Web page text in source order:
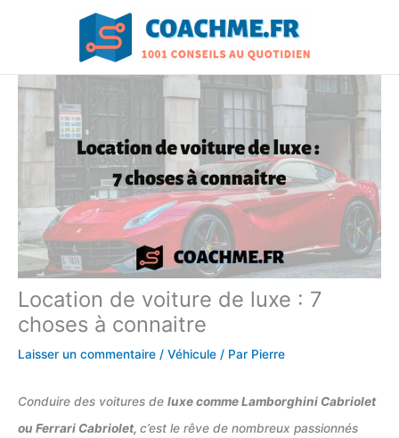
Location de voiture de luxe : 7
choses à connaitre
Laisser un commentaire / Véhicule / Par Pierre
Conduire des voitures de luxe comme Lamborghini Cabriolet
ou Ferrari Cabriolet, c’est le rêve de nombreux passionnés